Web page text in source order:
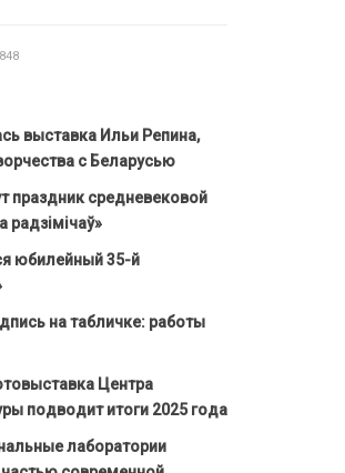
выставка Ильи Репина,
с Беларусью
праздник средневековой
радзімічаў»
юбилейный 35-й
на табличке: работы
Центра
подводит итоги 2025 года
лаборатории